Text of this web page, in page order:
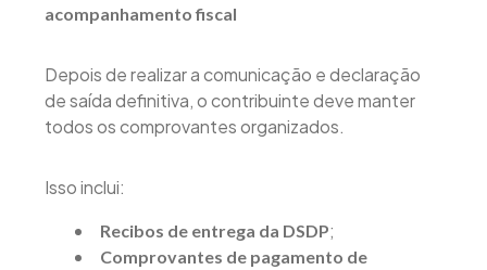
acompanhamento fiscal
Depois de realizar a comunicação e declaração
de saída definitiva, o contribuinte deve manter
todos os comprovantes organizados.
Isso inclui:
Recibos de entrega da DSDP;
Comprovantes de pagamento de